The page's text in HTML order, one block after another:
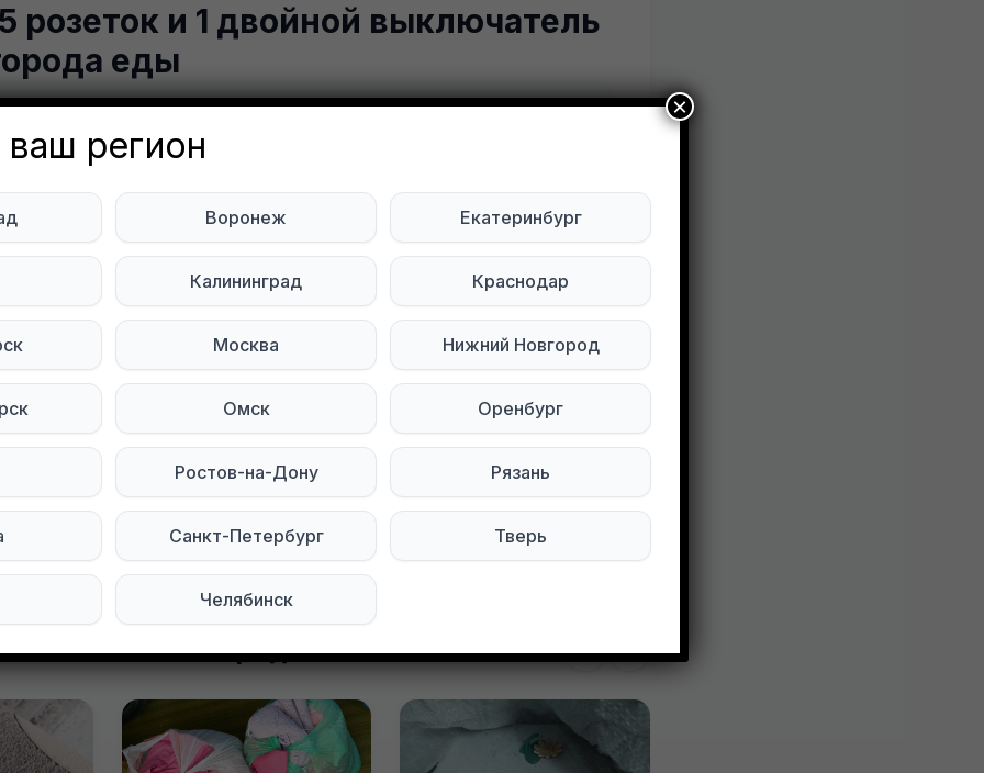
розеток и 1 двойной выключатель
еды
и 1 двойной выключатель
еды
на нас в социальных сетях:
Мы в Telegram Мы в ВКонтакте
в этом городе
регион
Воронеж Екатеринбург
Калининград Краснодар
Москва Нижний Новгород
Омск Оренбург
Ростов-на-Дону Рязань
Санкт-Петербург Тверь
Челябинск
×